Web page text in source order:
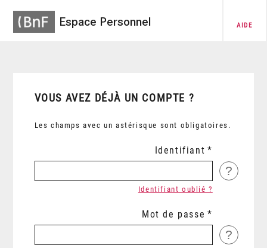
Espace Personnel AIDE
VOUS AVEZ DÉJÀ UN COMPTE ?
Les champs avec un astérisque sont obligatoires.
Identifiant
?
Identifiant oublié ?
Mot de passe
?